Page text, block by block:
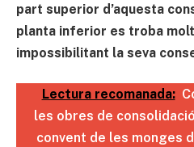
part superior d’aquesta
planta inferior es troba
impossibilitant la seva
Lectura recomanada:
les obres de
convent de les monges